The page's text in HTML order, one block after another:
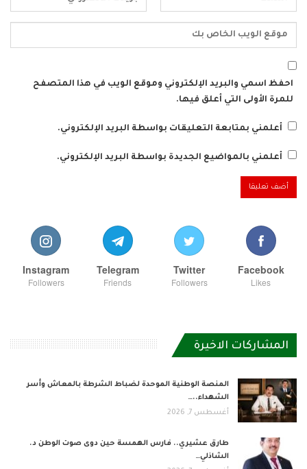
احفظ اسمي والبريد الإلكتروني وموقع الويب في هذا المتصفح
للمرة الأولى التي أعلق فيها.
أعلمني بمتابعة التعليقات بواسطة البريد الإلكتروني.
أعلمني بالمواضيع الجديدة بواسطة البريد الإلكتروني.
Facebook
Likes
Twitter
Followers
Telegram
Friends
Instagram
Followers
المشاركات الاخيرة
المنصة الوطنية الموحدة لضباط الشرطة بالمعاش وأسر
الشهداء..…
أغسطس 7, 2026
طارق عشيري.. فارس الهمسة حين دوى صوت الوطن د.
الشاذلي…